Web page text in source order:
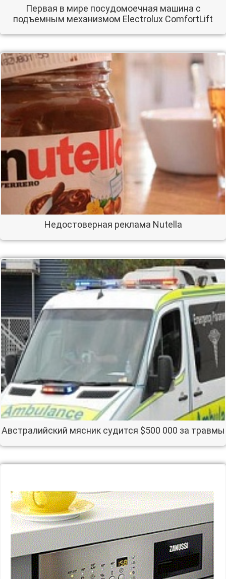
Первая в мире посудомоечная машина с
подъемным механизмом Electrolux ComfortLift
Недостоверная реклама Nutella
Австралийский мясник судится $500 000 за травмы